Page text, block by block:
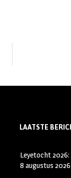
LAATSTE
Leyetocht
8 augustus 2026